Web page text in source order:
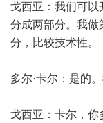
戈西亚：我们可以
分成两部分。我做
分，比较技术性。
多尔·卡尔：是的
戈西亚：卡尔，你